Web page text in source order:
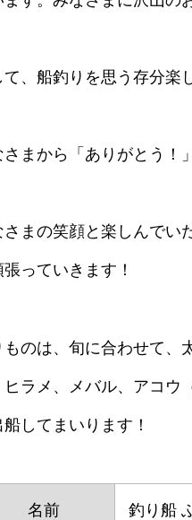
て、船釣りを思う存分楽
さまから「ありがとう！
さまの笑顔と楽しんでい
張っていきます！
ものは、旬に合わせて、
ヒラメ、メバル、アコウ
船してまいります！
名前 釣り船